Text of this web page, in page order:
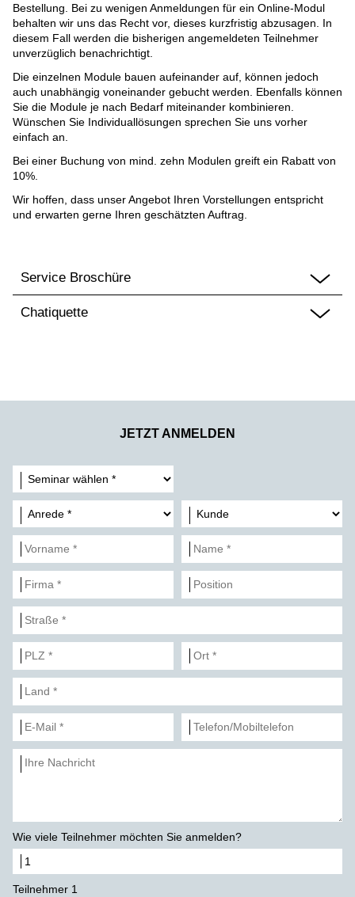
Bestellung. Bei zu wenigen Anmeldungen für ein Online-Modul
behalten wir uns das Recht vor, dieses kurzfristig abzusagen. In
diesem Fall werden die bisherigen angemeldeten Teilnehmer
unverzüglich benachrichtigt.
Die einzelnen Module bauen aufeinander auf, können jedoch
auch unabhängig voneinander gebucht werden. Ebenfalls können
Sie die Module je nach Bedarf miteinander kombinieren.
Wünschen Sie Individuallösungen sprechen Sie uns vorher
einfach an.
Bei einer Buchung von mind. zehn Modulen greift ein Rabatt von
10%.
Wir hoffen, dass unser Angebot Ihren Vorstellungen entspricht
und erwarten gerne Ihren geschätzten Auftrag.
Service Broschüre
Chatiquette
JETZT ANMELDEN
Wie viele Teilnehmer möchten Sie anmelden?
Teilnehmer 1